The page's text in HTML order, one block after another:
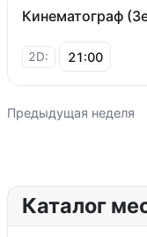
Кинематограф
2D: 21:00
Предыдущая неделя
Каталог